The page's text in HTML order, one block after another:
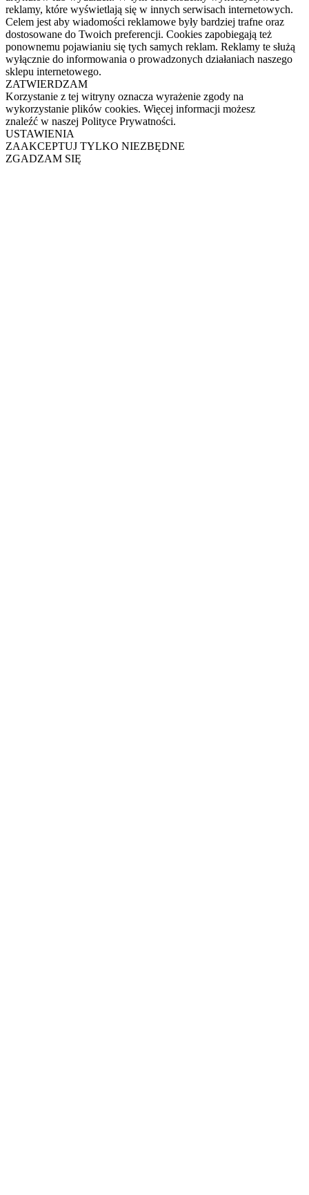
reklamy, które wyświetlają się w innych serwisach internetowych.
Celem jest aby wiadomości reklamowe były bardziej trafne oraz
dostosowane do Twoich preferencji. Cookies zapobiegają też
ponownemu pojawianiu się tych samych reklam. Reklamy te służą
wyłącznie do informowania o prowadzonych działaniach naszego
sklepu internetowego.
ZATWIERDZAM
Korzystanie z tej witryny oznacza wyrażenie zgody na
wykorzystanie plików cookies. Więcej informacji możesz
znaleźć w naszej Polityce Prywatności.
USTAWIENIA
ZAAKCEPTUJ TYLKO NIEZBĘDNE
ZGADZAM SIĘ